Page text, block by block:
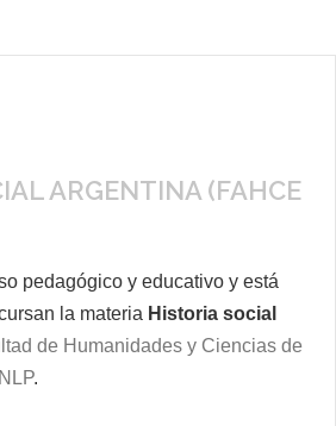
ARGENTINA (FAHCE
pedagógico y educativo y está
la materia Historia social
de Humanidades y Ciencias de
.